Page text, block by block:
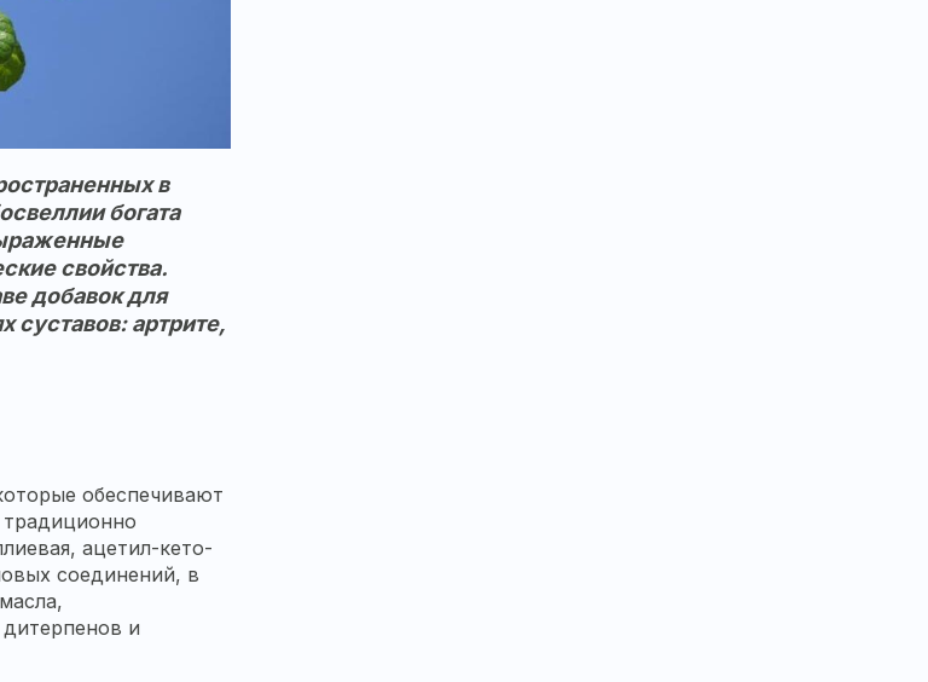
в
богата
свойства.
добавок для
суставов: артрите,
обеспечивают
ацетил-кето-
соединений, в
и